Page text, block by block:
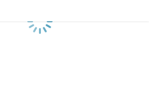
Chargement